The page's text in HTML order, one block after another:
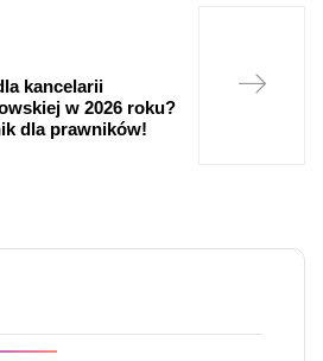
kancelarii
w 2026 roku?
dla prawników!